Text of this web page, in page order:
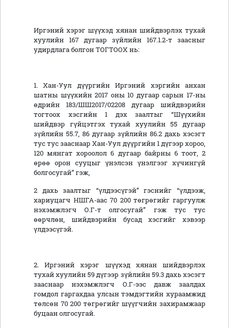
Иргэний хэрэг шүүхэд хянан шийдвэрлэх тухай
хуулийн 167 дугаар зүйлийн 167.1.2-т заасныг
удирдлага болгон ТОГТООХ нь:
1. Хан-Уул дүүргийн Иргэний хэргийн анхан
шатны шүүхийн 2017 оны 10 дугаар сарын 17-ны
өдрийн 183/ШШ2017/02208 дугаар шийдвэрийн
тогтоох хэсгийн 1 дэх заалтыг “Шүүхийн
шийдвэр гүйцэтгэх тухай хуулийн 55 дугаар
зүйлийн 55.7, 86 дугаар зүйлийн 86.2 дахь хэсэгт
тус тус зааснаар Хан-Уул дүүргийн 1 дүгээр хороо,
120 мянгат хороолол 6 дугаар байрны 6 тоот, 2
өрөө орон сууцыг үнэлсэн үнэлгээг хүчингүй
болгосугай” гэж,
2 дахь заалтыг “үлдээсүгэй” гэснийг “үлдээж,
хариуцагч НШГА-аас 70 200 төгрөгийг гаргуулж
нэхэмжлэгч О.Г-т олгосугай” гэж тус тус
өөрчлөн, шийдвэрийн бусад хэсгийг хэвээр
үлдээсүгэй.
2. Иргэний хэрэг шүүхэд хянан шийдвэрлэх
тухай хуулийн 59 дүгээр зүйлийн 59.3 дахь хэсэгт
зааснаар нэхэмжлэгч О.Г-ээс давж заалдах
гомдол гаргахдаа улсын тэмдэгтийн хураамжид
төлсөн 70 200 төгрөгийг шүүгчийн захирамжаар
буцаан олгосугай.